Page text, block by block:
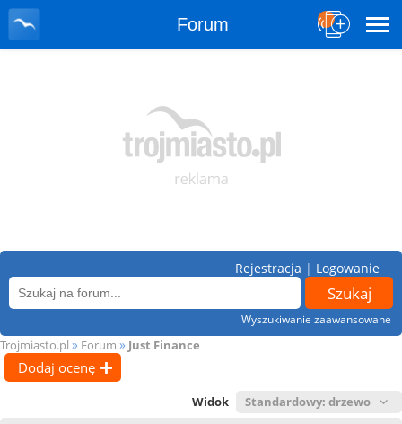
Forum
Wyszukiwanie zaawansowane
Rejestracja | Logowanie
Trojmiasto.pl » Forum » Just Finance
Dodaj ocenę
Widok